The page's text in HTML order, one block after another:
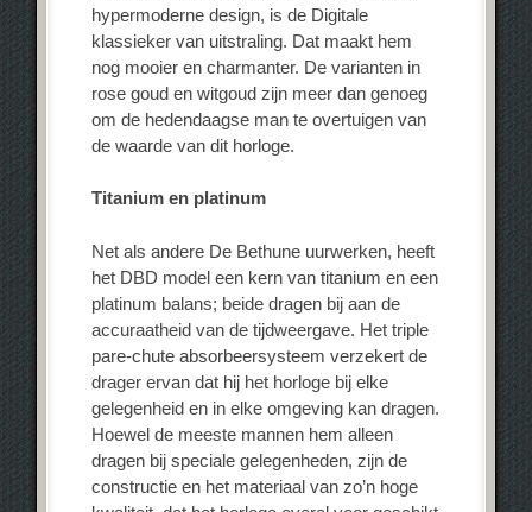
hypermoderne design, is de Digitale
klassieker van uitstraling. Dat maakt hem
nog mooier en charmanter. De varianten in
rose goud en witgoud zijn meer dan genoeg
om de hedendaagse man te overtuigen van
de waarde van dit horloge.
Titanium en platinum
Net als andere De Bethune uurwerken, heeft
het DBD model een kern van titanium en een
platinum balans; beide dragen bij aan de
accuraatheid van de tijdweergave. Het triple
pare-chute absorbeersysteem verzekert de
drager ervan dat hij het horloge bij elke
gelegenheid en in elke omgeving kan dragen.
Hoewel de meeste mannen hem alleen
dragen bij speciale gelegenheden, zijn de
constructie en het materiaal van zo’n hoge